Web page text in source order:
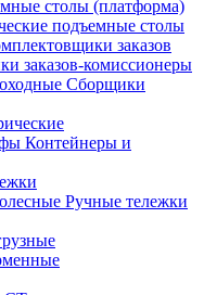
столы (платформа)
подъемные столы
заказов
заказов-комиссионеры
Сборщики
Контейнеры и
Ручные тележки